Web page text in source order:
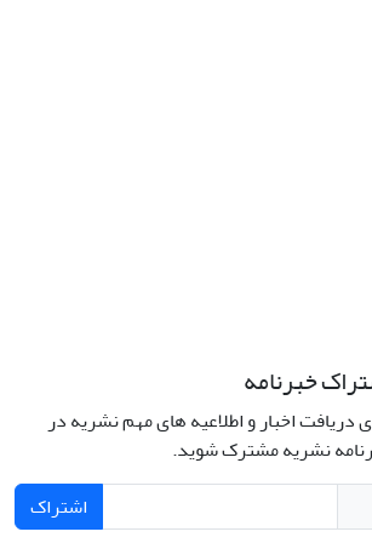
خبرنامه
دریافت اخبار و اطلاعیه های مهم نشریه در
نشریه مشترک شوید.
اشتراک